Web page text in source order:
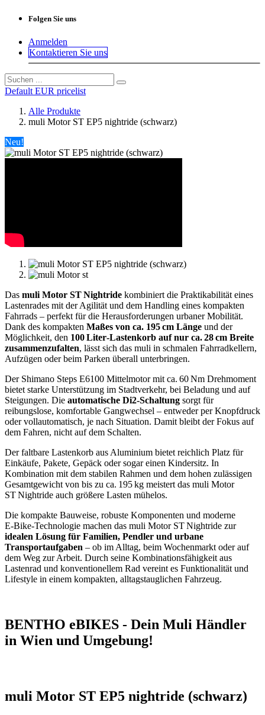
Folgen Sie uns
Anmelden
Kontaktieren Sie uns
Default EUR pricelist
Alle Produkte
muli Motor ST EP5 nightride (schwarz)
Neu!
Das muli Motor ST Nightride kombiniert die Praktikabilität eines
Lastenrades mit der Agilität und dem Handling eines kompakten
Fahrrads – perfekt für die Herausforderungen urbaner Mobilität.
Dank des kompakten Maßes von ca. 195 cm Länge und der
Möglichkeit, den 100 Liter‑Lastenkorb auf nur ca. 28 cm Breite
zusammenzufalten, lässt sich das muli in schmalen Fahrradkellern,
Aufzügen oder beim Parken überall unterbringen.
Der Shimano Steps E6100 Mittelmotor mit ca. 60 Nm Drehmoment
bietet starke Unterstützung im Stadtverkehr, bei Beladung und auf
Steigungen. Die automatische Di2‑Schaltung sorgt für
reibungslose, komfortable Gangwechsel – entweder per Knopfdruck
oder vollautomatisch, je nach Situation. Damit bleibt der Fokus auf
dem Fahren, nicht auf dem Schalten.
Der faltbare Lastenkorb aus Aluminium bietet reichlich Platz für
Einkäufe, Pakete, Gepäck oder sogar einen Kindersitz. In
Kombination mit dem stabilen Rahmen und dem hohen zulässigen
Gesamtgewicht von bis zu ca. 195 kg meistert das muli Motor
ST Nightride auch größere Lasten mühelos.
Die kompakte Bauweise, robuste Komponenten und moderne
E‑Bike‑Technologie machen das muli Motor ST Nightride zur
idealen Lösung für Familien, Pendler und urbane
Transportaufgaben – ob im Alltag, beim Wochenmarkt oder auf
dem Weg zur Arbeit. Durch seine Kombinationsfähigkeit aus
Lastenrad und konventionellem Rad vereint es Funktionalität und
Lifestyle in einem kompakten, alltagstauglichen Fahrzeug.
BENTHO eBIKES - Dein Muli Händler
in Wien und Umgebung!
muli Motor ST EP5 nightride (schwarz)